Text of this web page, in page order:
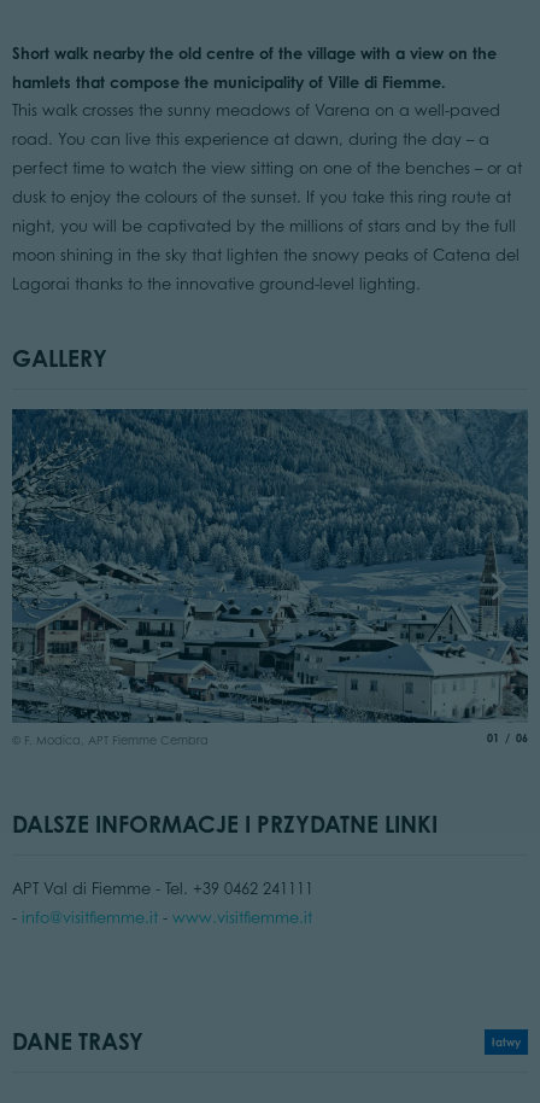
Short walk nearby the old centre of the village with a view on the
hamlets that compose the municipality of Ville di Fiemme.
This walk crosses the sunny meadows of Varena on a well-paved
road. You can live this experience at dawn, during the day – a
perfect time to watch the view sitting on one of the benches – or at
dusk to enjoy the colours of the sunset. If you take this ring route at
night, you will be captivated by the millions of stars and by the full
moon shining in the sky that lighten the snowy peaks of Catena del
Lagorai thanks to the innovative ground-level lighting.
GALLERY
© F. Modica, APT Fiemme Cembra 01 of
06
DALSZE INFORMACJE I PRZYDATNE LINKI
APT Val di Fiemme - Tel. +39 0462 241111
- info@visitfiemme.it- www.visitfiemme.it
DANE TRASY łatwy